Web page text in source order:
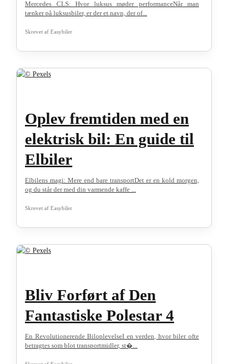
Mercedes CLS: Hvor luksus møder performanceNår man
tænker på luksusbiler, er der et navn, der of...
Skrevet af Easybiler
Oplev fremtiden med en
elektrisk bil: En guide til
Elbiler
Elbilens magi: Mere end bare transportDet er en kold morgen,
og du står der med din varmende kaffe ...
Skrevet af Easybiler
Bliv Forført af Den
Fantastiske Polestar 4
En Revolutionerende BiloplevelseI en verden, hvor biler ofte
betragtes som blot transportmidler, st�...